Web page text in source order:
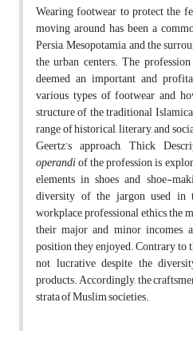
Wearing footwear to protect the
moving around has been a
Persia, Mesopotamia, and the
the urban centers. The
deemed an important and
various types of footwear and
structure of the traditional
range of historical, literary, and
Geertz’s approach, Thick
operandiof the profession is
elements in shoes and shoe-
diversity of the jargon used in
workplace, professional ethics, the
their major and minor incomes,
position they enjoyed. Contrary to
not lucrative despite the
products. Accordingly, the
strata of Muslim societies.